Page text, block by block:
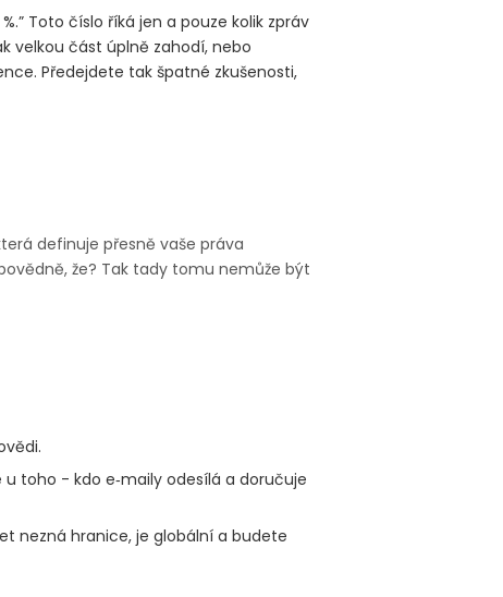
Toto číslo říká jen a pouze kolik zpráv
velkou část úplně zahodí, nebo
Předejdete tak špatné zkušenosti,
definuje přesně vaše práva
že? Tak tady tomu nemůže být
toho - kdo e‑maily odesílá a doručuje
nezná hranice, je globální a budete